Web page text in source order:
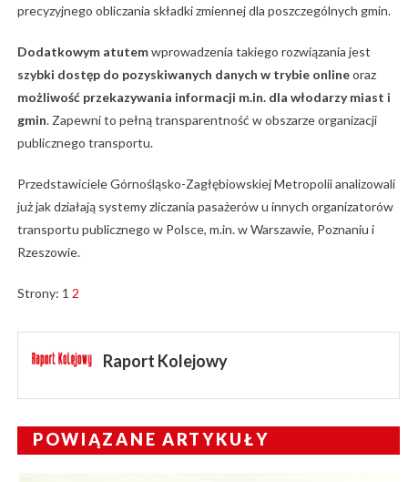
precyzyjnego obliczania składki zmiennej dla poszczególnych gmin.
Dodatkowym atutemwprowadzenia takiego rozwiązania jest
szybki dostęp do pozyskiwanych danych w trybie onlineoraz
możliwość przekazywania informacji m.in. dla włodarzy miast i
gmin. Zapewni to pełną transparentność w obszarze organizacji
publicznego transportu.
Przedstawiciele Górnośląsko-Zagłębiowskiej Metropolii analizowali
już jak działają systemy zliczania pasażerów u innych organizatorów
transportu publicznego w Polsce, m.in. w Warszawie, Poznaniu i
Rzeszowie.
Strony: 1 2
Raport Kolejowy
POWIĄZANE ARTYKUŁY